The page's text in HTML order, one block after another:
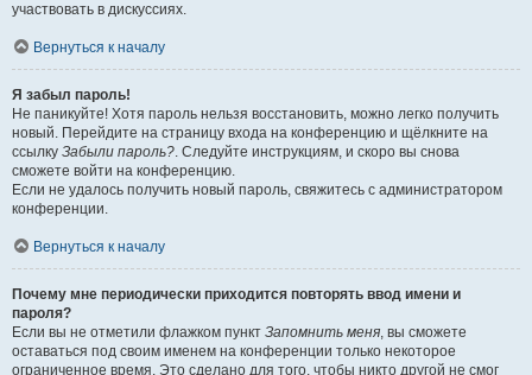
участвовать в дискуссиях.
Вернуться к началу
Я забыл пароль!
Не паникуйте! Хотя пароль нельзя восстановить, можно легко получить
новый. Перейдите на страницу входа на конференцию и щёлкните на
ссылку Забыли пароль?. Следуйте инструкциям, и скоро вы снова
сможете войти на конференцию.
Если не удалось получить новый пароль, свяжитесь с администратором
конференции.
Вернуться к началу
Почему мне периодически приходится повторять ввод имени и
пароля?
Если вы не отметили флажком пункт Запомнить меня, вы сможете
оставаться под своим именем на конференции только некоторое
ограниченное время. Это сделано для того, чтобы никто другой не смог